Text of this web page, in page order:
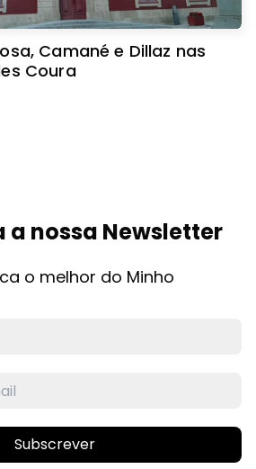
Camané e Dillaz nas
Coura
a nossa Newsletter
o melhor do Minho
Subscrever